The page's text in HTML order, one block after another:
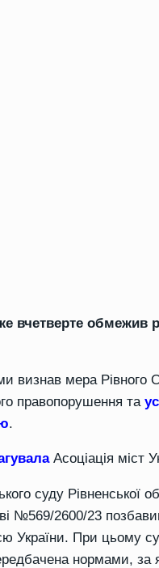
вчетверте обмежив
визнав мера Рівного
правопорушення та
.
Асоціація міст
суду Рівненської
№569/2600/23
України. При цьому
нормами,